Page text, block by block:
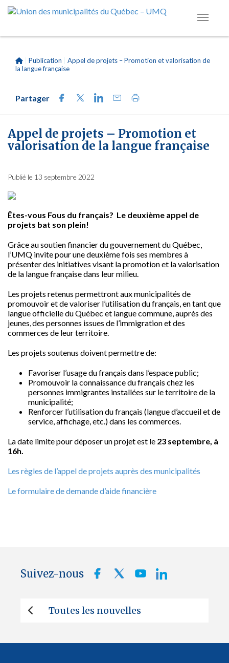
Publication
Appel de projets – Promotion et valorisation de
la langue française
Partager
Appel de projets – Promotion et
valorisation de la langue française
Publié le 13 septembre 2022
Êtes-vous Fous du français? Le deuxième appel de
projets bat son plein!
Grâce au soutien financier du gouvernement du Québec,
l’UMQ invite pour une deuxième fois ses membres à
présenter des initiatives visant la promotion et la valorisation
de la langue française dans leur milieu.
Les projets retenus permettront aux municipalités de
promouvoir et de valoriser l’utilisation du français, en tant que
langue officielle du Québec et langue commune, auprès des
jeunes, des personnes issues de l’immigration et des
commerces de leur territoire.
Les projets soutenus doivent permettre de:
Favoriser l’usage du français dans l’espace public;
Promouvoir la connaissance du français chez les
personnes immigrantes installées sur le territoire de la
municipalité;
Renforcer l’utilisation du français (langue d’accueil et de
service, affichage, etc.) dans les commerces.
La date limite pour déposer un projet est le 23 septembre, à
16h.
Les règles de l’appel de projets auprès des municipalités
Le formulaire de demande d’aide financière
Suivez-nous
Toutes les nouvelles